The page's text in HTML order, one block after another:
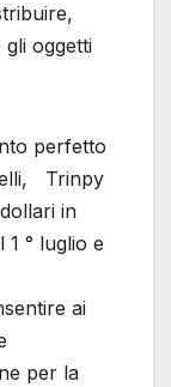
oggetti
perfetto
Trinpy
in
1 ° luglio e
ai
per la